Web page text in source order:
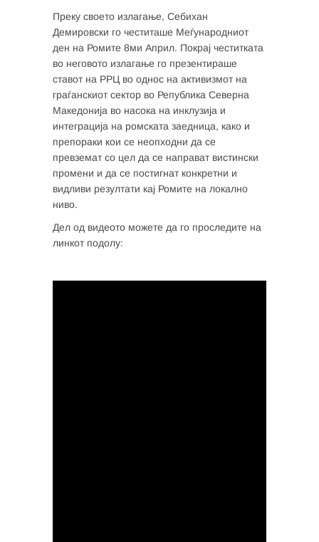
Преку своето излагање, Себихан
Демировски го честиташе Меѓународниот
ден на Ромите 8ми Април. Покрај честитката
во неговото излагање го презентираше
ставот на РРЦ во однос на активизмот на
граѓанскиот сектор во Република Северна
Македонија во насока на инклузија и
интеграција на ромската заедница, како и
препораки кои се неопходни да се
превземат со цел да се направат вистински
промени и да се постигнат конкретни и
видливи резултати кај Ромите на локално
ниво.
Дел од видеото можете да го проследите на
линкот подолу: